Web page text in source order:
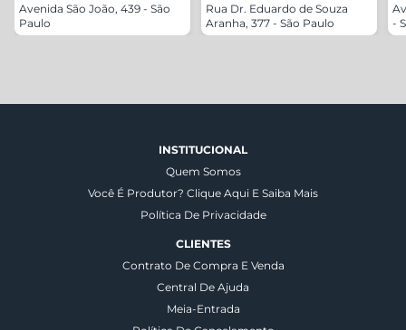
Avenida São João, 439 - São
Paulo
Rua Dr. Eduardo de Souza
Aranha, 377 - São Paulo
-
INSTITUCIONAL
Quem Somos
Você É Produtor? Clique Aqui E Saiba Mais
Política De Privacidade
CLIENTES
Contrato De Compra E Venda
Central De Ajuda
Meia-Entrada